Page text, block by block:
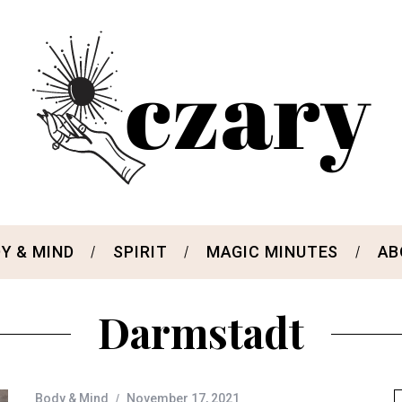
& MIND SPIRIT MAGIC MINUTES
Darmstadt
Body & Mind November 17, 2021